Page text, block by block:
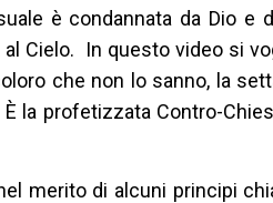
è condannata da Dio e
Cielo. In questo video si
che non lo sanno, la
la profetizzata Contro-
merito di alcuni principi